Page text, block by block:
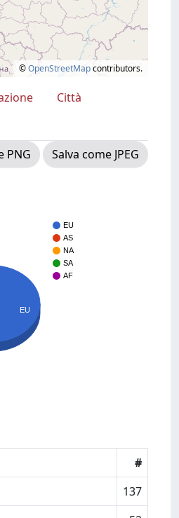
©OpenStreetMapcontributors.
Città
PNG
Salva come JPEG
EU
AS
NA
SA
AF
EU
#
137